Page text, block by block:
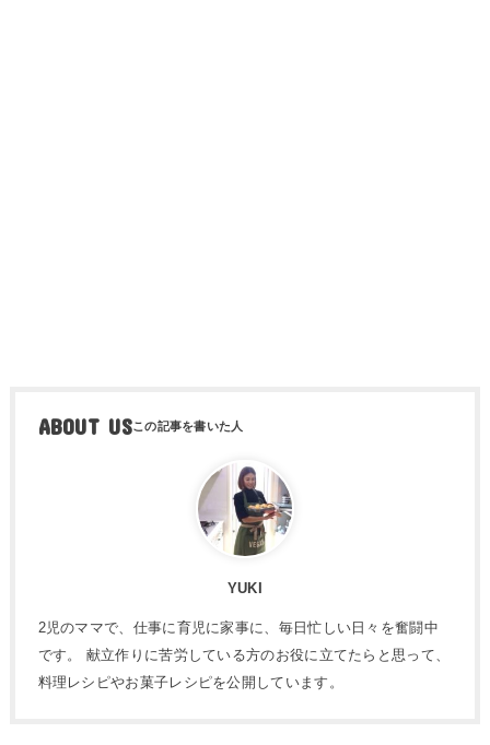
ABOUT US
YUKI
2児のママで、仕事に育児に家事に、毎日忙しい日々を奮闘中
です。 献立作りに苦労している方のお役に立てたらと思って、
料理レシピやお菓子レシピを公開しています。